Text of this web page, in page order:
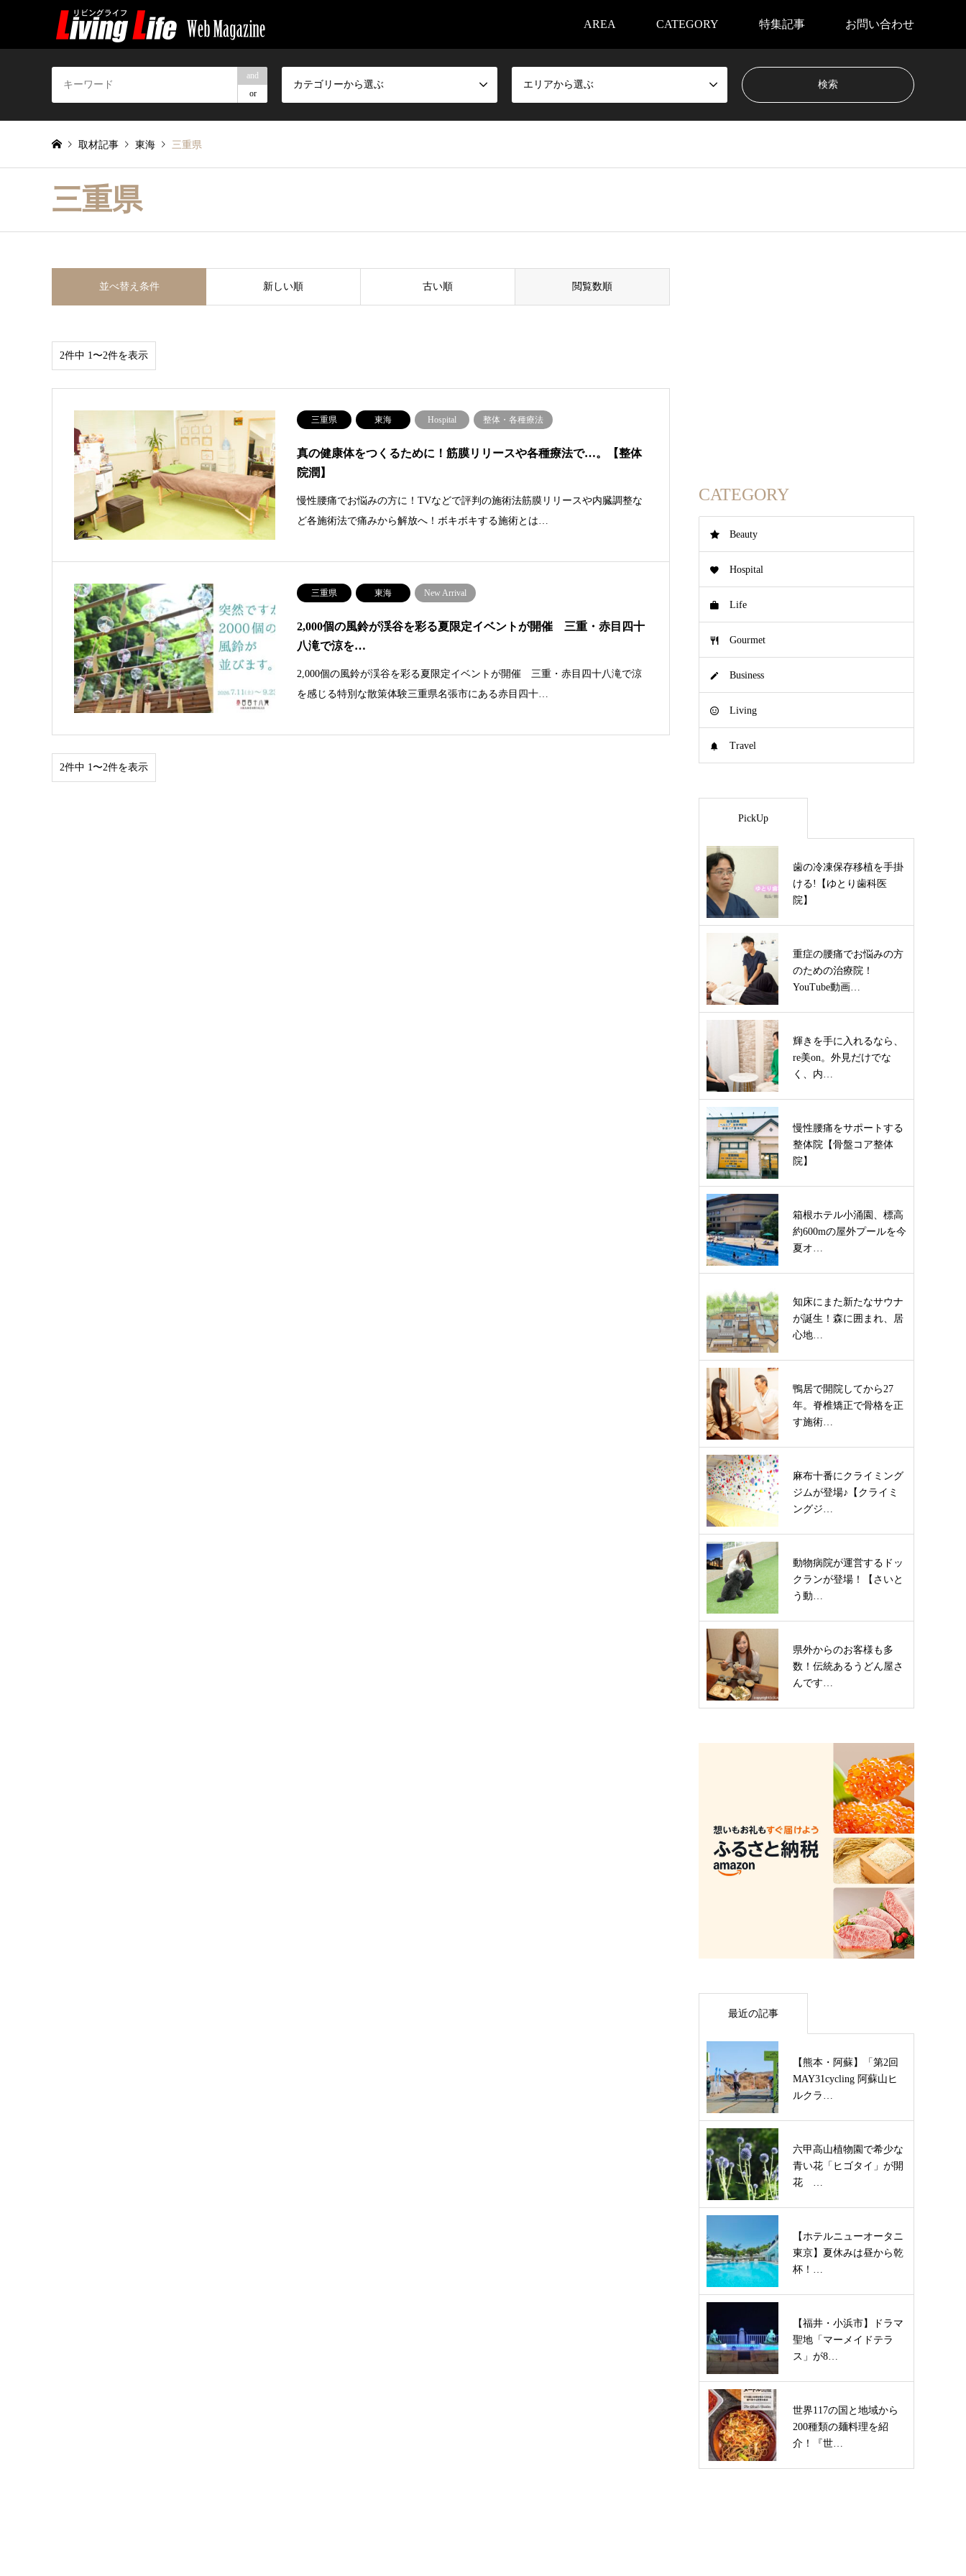
AREA CATEGORY 特集記事 お問い合わせ
and
or
カテゴリーから選ぶ エリアから選ぶ
取材記事 東海 三重県
三重県
並べ替え条件 新しい順 古い順 閲覧数順
2件中 1〜2件を表示
三重県 東海 Hospital 整体・各種療法
真の健康体をつくるために！筋膜リリースや各種療法で…。【整体
院潤】
慢性腰痛でお悩みの方に！TVなどで評判の施術法筋膜リリースや内臓調整な
ど各施術法で痛みから解放へ！ボキボキする施術とは…
三重県 東海 New Arrival
2,000個の風鈴が渓谷を彩る夏限定イベントが開催 三重・赤目四十
八滝で涼を…
2,000個の風鈴が渓谷を彩る夏限定イベントが開催 三重・赤目四十八滝で涼
を感じる特別な散策体験三重県名張市にある赤目四十…
2件中 1〜2件を表示
CATEGORY
Beauty
Hospital
Life
Gourmet
Business
Living
Travel
PickUp
歯の冷凍保存移植を手掛
ける!【ゆとり歯科医
院】
重症の腰痛でお悩みの方
のための治療院！
YouTube動画…
輝きを手に入れるなら、
re美on。外見だけでな
く、内…
慢性腰痛をサポートする
整体院【骨盤コア整体
院】
箱根ホテル小涌園、標高
約600mの屋外プールを今
夏オ…
知床にまた新たなサウナ
が誕生！森に囲まれ、居
心地…
鴨居で開院してから27
年。脊椎矯正で骨格を正
す施術…
麻布十番にクライミング
ジムが登場♪【クライミ
ングジ…
動物病院が運営するドッ
クランが登場！【さいと
う動…
県外からのお客様も多
数！伝統あるうどん屋さ
んです…
最近の記事
【熊本・阿蘇】「第2回
MAY31cycling 阿蘇山ヒ
ルクラ…
六甲高山植物園で希少な
青い花「ヒゴタイ」が開
花 …
【ホテルニューオータニ
東京】夏休みは昼から乾
杯！…
【福井・小浜市】ドラマ
聖地「マーメイドテラ
ス」が8…
世界117の国と地域から
200種類の麺料理を紹
介！『世…